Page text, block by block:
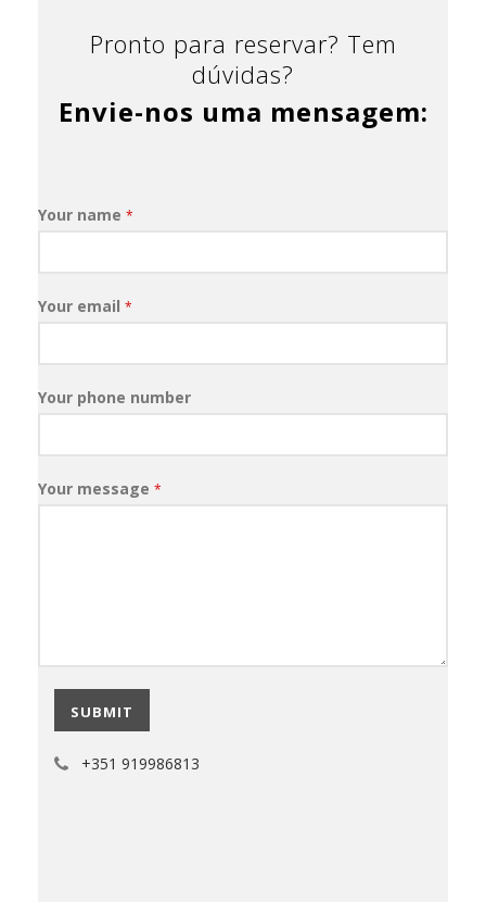
Pronto para reservar? Tem
dúvidas?
Envie-nos uma mensagem:
Your name *
Your email *
Your phone number
Your message *
SUBMIT
+351 919986813